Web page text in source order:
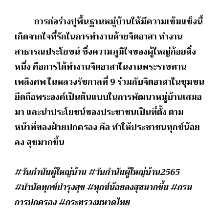
การก่อร่างปูพื้นฐานหมู่บ้านให้มีความเข้มแข็งนี้
เกิดจากใจที่รักในการทำงานด้วยจิตอาสา ทำงาน
สาธารณประโยชน์ ซึ่งความภูมิใจของผู้ใหญ่ก้อยสิ่ง
หนึ่ง คือการได้ทำงานจิตอาสาในงานพระราชทาน
เพลิงศพ ในหลวงรัชกาลที่9 ร่วมกับจิตอาสาในชุมชน
ยึดถือพระองค์เป็นต้นแบบในการพัฒนาหมู่บ้านเสมอ
มา และนำประโยชน์ของประชาชนเป็นที่ตั้ง ตาม
หน้าที่ของฝ่ายปกครอง คือ ทำให้ประชาชนทุกข์น้อย
ลง สุขมากขึ้น
#วันกำนันผู้ใหญ่บ้าน #วันกำนันผู้ใหญ่บ้าน2565
#บำบัดทุกข์บำรุงสุข #ทุกข์น้อยลงสุขมากขึ้น #กรม
การปกครอง #กระทรวงมหาดไทย